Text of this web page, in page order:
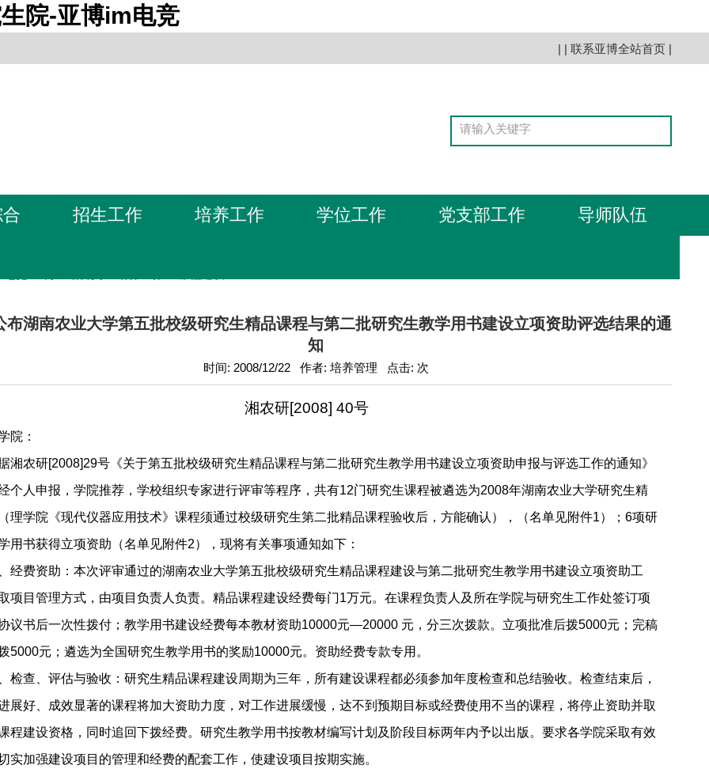
院-亚博im电竞
| | 联系亚博全站首页 |
招生工作 培养工作 学位工作 党支部工作 导师队伍
布湖南农业大学第五批校级研究生精品课程与第二批研究生教学用书建设立项资助评选结果的通
知
时间: 2008/12/22 作者: 培养管理 点击: 次
湘农研[2008] 40号
院：
湘农研[2008]29号《关于第五批校级研究生精品课程与第二批研究生教学用书建设立项资助申报与评选工作的通知》
个人申报，学院推荐，学校组织专家进行评审等程序，共有12门研究生课程被遴选为2008年湖南农业大学研究生精
理学院《现代仪器应用技术》课程须通过校级研究生第二批精品课程验收后，方能确认），（名单见附件1）； 6项研
用书获得立项资助（名单见附件2），现将有关事项通知如下：
经费资助：本次评审通过的湖南农业大学第五批校级研究生精品课程建设与第二批研究生教学用书建设立项资助工
项目管理方式，由项目负责人负责。精品课程建设经费每门1万元。在课程负责人及所在学院与研究生工作处签订项
议书后一次性拨付； 教学用书建设经费每本教材资助10000元—20000 元，分三次拨款。立项批准后拨5000元；完稿
5000元；遴选为全国研究生教学用书的奖励10000元。资助经费专款专用。
检查、评估与验收：研究生精品课程建设周期为三年，所有建设课程都必须参加年度检查和总结验收。检查结束后，
展好、成效显著的课程将加大资助力度，对工作进展缓慢，达不到预期目标或经费使用不当的课程，将停止资助并取
程建设资格，同时追回下拨经费。研究生教学用书按教材编写计划及阶段目标两年内予以出版。要求各学院采取有效
实加强建设项目的管理和经费的配套工作，使建设项目按期实施。